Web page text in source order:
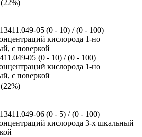
05 (0 - 10) / (0 - 100)
кислорода 1-но
с поверкой